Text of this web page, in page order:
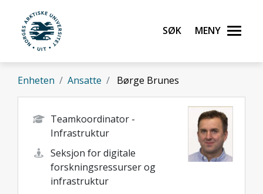
Gå til hovedinnhold
UiT Norges arktiske universitet
Søk Meny
Enheten Ansatte Børge Brunes
Teamkoordinator -
Infrastruktur
Seksjon for digitale
forskningsressurser og
infrastruktur